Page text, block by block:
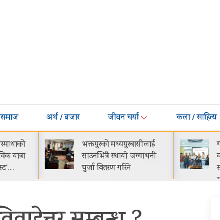
समाज अर्थ / बजार जीवन चर्या कला / साहित्य
भक्तपुरको मध्यपुरबासीलाई
साउनभित्रै स्थायी जग्गाधनी
पुर्जा वितरण गरिने
गीति एल्बम ‘जागृति’
काठमाडौंमा आयोजित
समारोहबीच लोकार्पण
गरिएको…